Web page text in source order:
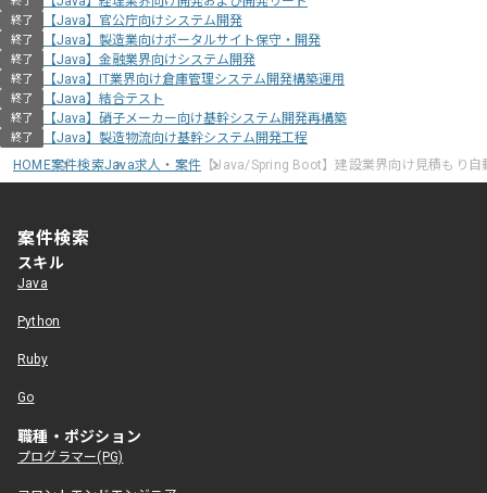
終了 【Java】官公庁向けシステム開発
終了 【Java】製造業向けポータルサイト保守・開発
終了 【Java】金融業界向けシステム開発
終了 【Java】IT業界向け倉庫管理システム開発構築運用
終了 【Java】結合テスト
終了 【Java】硝子メーカー向け基幹システム開発再構築
終了
【Java】製造物流向け基幹システム開発工程
HOME案件検索Java求人・案件 【Java/Spring Boot】建設業界向け見積もり自
案件検索
スキル
Java
Python
Ruby
Go
職種・ポジション
プログラマー(PG)